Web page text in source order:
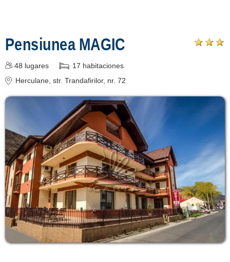
Pensiunea MAGIC
48 lugares 17 habitaciones
Herculane , str. Trandafirilor, nr. 72